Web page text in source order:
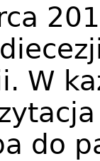
W
do